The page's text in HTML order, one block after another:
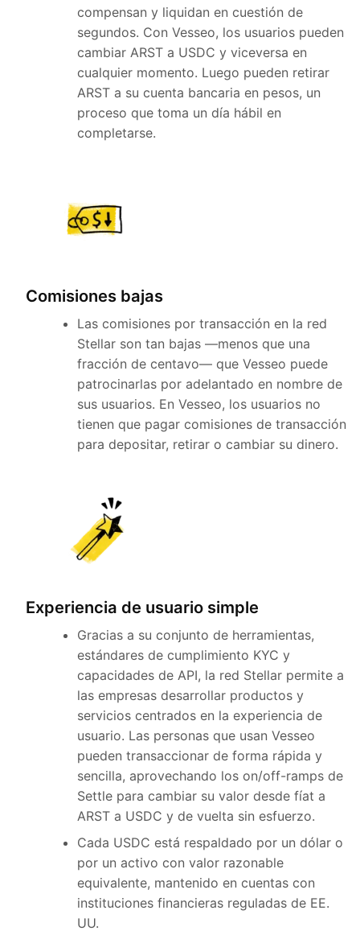
compensan y liquidan en cuestión de
segundos. Con Vesseo, los usuarios pueden
cambiar ARST a USDC y viceversa en
cualquier momento. Luego pueden retirar
ARST a su cuenta bancaria en pesos, un
proceso que toma un día hábil en
completarse.
Comisiones bajas
Las comisiones por transacción en la red
Stellar son tan bajas —menos que una
fracción de centavo— que Vesseo puede
patrocinarlas por adelantado en nombre de
sus usuarios. En Vesseo, los usuarios no
tienen que pagar comisiones de transacción
para depositar, retirar o cambiar su dinero.
Experiencia de usuario simple
Gracias a su conjunto de herramientas,
estándares de cumplimiento KYC y
capacidades de API, la red Stellar permite a
las empresas desarrollar productos y
servicios centrados en la experiencia de
usuario. Las personas que usan Vesseo
pueden transaccionar de forma rápida y
sencilla, aprovechando los on/off-ramps de
Settle para cambiar su valor desde fíat a
ARST a USDC y de vuelta sin esfuerzo.
Cada USDC está respaldado por un dólar o
por un activo con valor razonable
equivalente, mantenido en cuentas con
instituciones financieras reguladas de EE.
UU.